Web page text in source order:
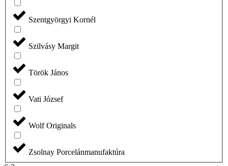
Szentgyörgyi Kornél
Szilvásy Margit
Török János
Vati József
Wolf Originals
Zsolnay Porcelánmanufaktúra